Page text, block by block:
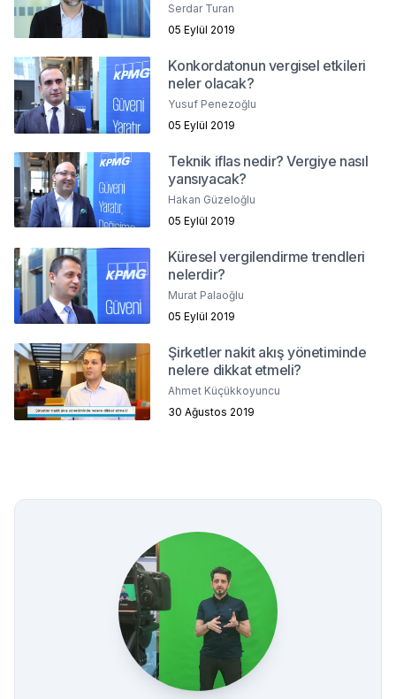
Serdar Turan
05 Eylül 2019
Konkordatonun vergisel etkileri
neler olacak?
Yusuf Penezoğlu
05 Eylül 2019
Teknik iflas nedir? Vergiye nasıl
yansıyacak?
Hakan Güzeloğlu
05 Eylül 2019
Küresel vergilendirme trendleri
nelerdir?
Murat Palaoğlu
05 Eylül 2019
Şirketler nakit akış yönetiminde
nelere dikkat etmeli?
Ahmet Küçükkoyuncu
30 Ağustos 2019